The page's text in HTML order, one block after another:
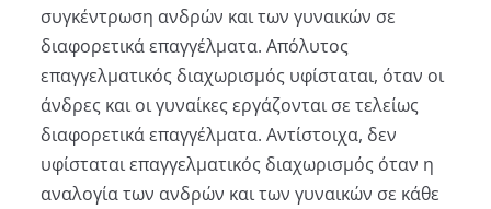
συγκέντρωση ανδρών και των γυναικών σε
διαφορετικά επαγγέλµατα. Απόλυτος
επαγγελµατικός διαχωρισµός υφίσταται, όταν οι
άνδρες και οι γυναίκες εργάζονται σε τελείως
διαφορετικά επαγγέλµατα. Αντίστοιχα, δεν
υφίσταται επαγγελµατικός διαχωρισµός όταν η
αναλογία των ανδρών και των γυναικών σε κάθε